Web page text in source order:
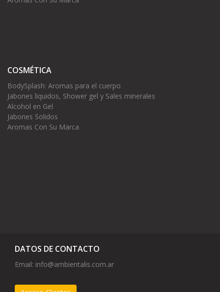
COSMÉTICA
BodySplash: Aromas para el cuerpo
Jabones liquidos, Shower gel y Sales minerales
Alcohol en Gel
Jabones Solidos
Aromas Con Su Marca
DATOS DE CONTACTO
Email: info@ambientalis.com.ar